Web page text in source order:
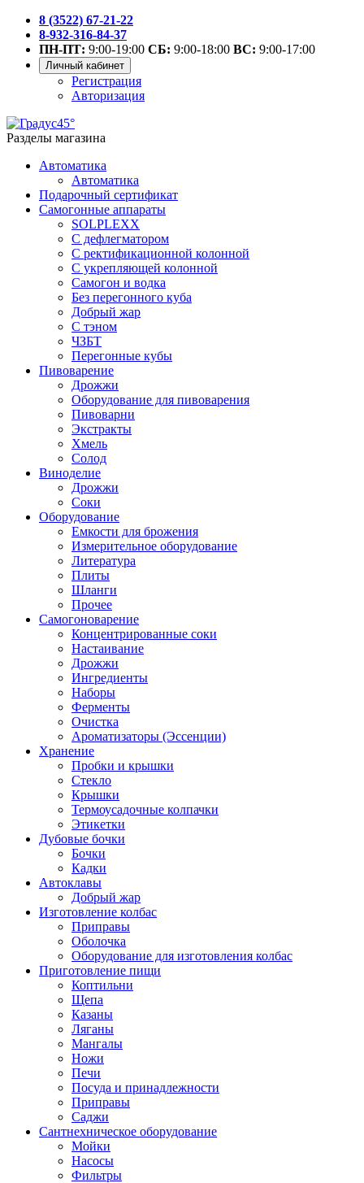
8 (3522) 67-21-22
8-932-316-84-37
ПН-ПТ: 9:00-19:00 СБ: 9:00-18:00 ВС: 9:00-17:00
Личный кабинет
Регистрация
Авторизация
Разделы магазина
Автоматика
Автоматика
Подарочный сертификат
Самогонные аппараты
SOLPLEXX
С дефлегматором
С ректификационной колонной
С укрепляющей колонной
Самогон и водка
Без перегонного куба
Добрый жар
С тэном
ЧЗБТ
Перегонные кубы
Пивоварение
Дрожжи
Оборудование для пивоварения
Пивоварни
Экстракты
Хмель
Солод
Виноделие
Дрожжи
Соки
Оборудование
Емкости для брожения
Измерительное оборудование
Литература
Плиты
Шланги
Прочее
Самогоноварение
Концентрированные соки
Настаивание
Дрожжи
Ингредиенты
Наборы
Ферменты
Очистка
Ароматизаторы (Эссенции)
Хранение
Пробки и крышки
Стекло
Крышки
Термоусадочные колпачки
Этикетки
Дубовые бочки
Бочки
Кадки
Автоклавы
Добрый жар
Изготовление колбас
Приправы
Оболочка
Оборудование для изготовления колбас
Приготовление пищи
Коптильни
Щепа
Казаны
Ляганы
Мангалы
Ножи
Печи
Посуда и принадлежности
Приправы
Саджи
Сантнехническое оборудование
Мойки
Насосы
Фильтры